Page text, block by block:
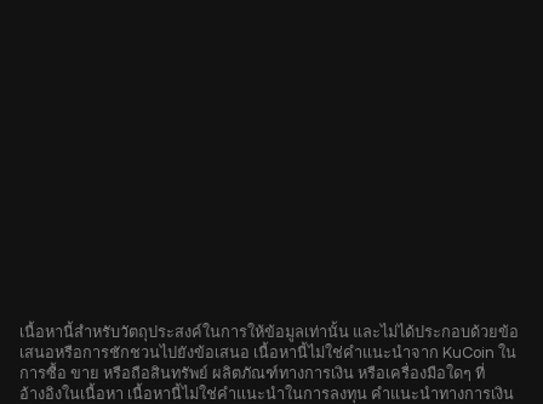
เนื้อหานี้สำหรับวัตถุประสงค์ในการให้ข้อมูลเท่านั้น และไม่ได้ประกอบด้วยข้อ
เสนอหรือการชักชวนไปยังข้อเสนอ เนื้อหานี้ไม่ใช่คำแนะนำจาก KuCoin ใน
การซื้อ ขาย หรือถือสินทรัพย์ ผลิตภัณฑ์ทางการเงิน หรือเครื่องมือใดๆ ที่
อ้างอิงในเนื้อหา เนื้อหานี้ไม่ใช่คำแนะนำในการลงทุน คำแนะนำทางการเงิน